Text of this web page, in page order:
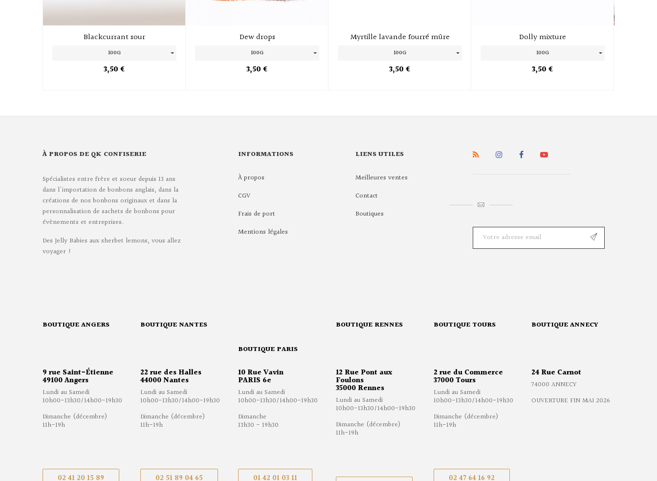
Blackcurrant sour
100G
3,50 €
Dew drops
100G
3,50 €
Myrtille lavande fourré mûre
100G
3,50 €
Dolly mixture
100G
3,50 €
À PROPOS DE QK CONFISERIE
Spécialistes entre frère et soeur depuis 13 ans
dans l'importation de bonbons anglais, dans la
créations de nos bonbons originaux et dans la
personnalisation de sachets de bonbons pour
évènements et entreprises.
Des Jelly Babies aux sherbet lemons, vous allez
voyager !
INFORMATIONS
À propos
CGV
Frais de port
Mentions légales
LIENS UTILES
Meilleures ventes
Contact
Boutiques
BOUTIQUE ANGERS
9 rue Saint-Étienne
49100 Angers
Lundi au Samedi
10h00-13h30/14h00-19h30
Dimanche (décembre)
11h-19h
02 41 20 15 89
BOUTIQUE NANTES
22 rue des Halles
44000 Nantes
Lundi au Samedi
10h00-13h30/14h00-19h30
Dimanche (décembre)
11h-19h
02 51 89 04 65
BOUTIQUE PARIS
10 Rue Vavin
PARIS 6e
Lundi au Samedi
10h00-13h30/14h00-19h30
Dimanche
13h30 - 19h30
01 42 01 03 11
BOUTIQUE RENNES
12 Rue Pont aux
Foulons
35000 Rennes
Lundi au Samedi
10h00-13h30/14h00-19h30
Dimanche (décembre)
11h-19h
BOUTIQUE TOURS
2 rue du Commerce
37000 Tours
Lundi au Samedi
10h00-13h30/14h00-19h30
Dimanche (décembre)
11h-19h
02 47 64 16 92
BOUTIQUE ANNECY
24 Rue Carnot
74000 ANNECY
OUVERTURE FIN MAI 2026